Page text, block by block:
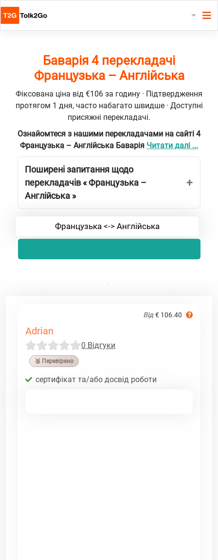
Баварія 4 перекладачі
Французька – Англійська
Фіксована ціна від €106 за годину · Підтвердження
протягом 1 дня, часто набагато швидше · Доступні
присяжні перекладачі.
Ознайомтеся з нашими перекладачами на сайті 4
Французька – Англійська Баварія Читати далі ...
Поширені запитання щодо
перекладачів « Французька –
Англійська »
Французька <-> Англійська
Від € 106.40
Adrian
0 Відгуки
🥉 Перевірено
сертифікат та/або досвід роботи